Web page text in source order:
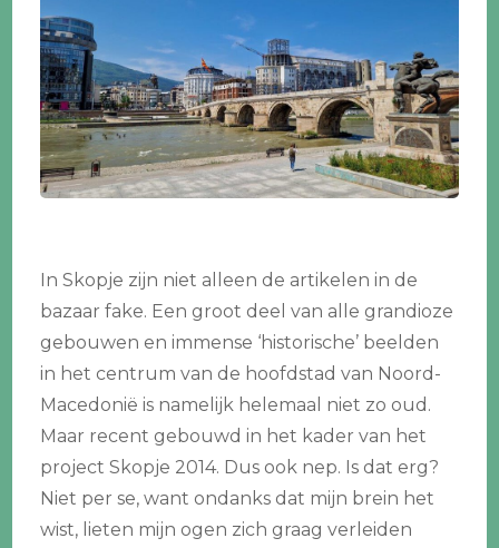
een
citytrip
Skopje,
Noord-
Macedonië
In Skopje zijn niet alleen de artikelen in de
bazaar fake. Een groot deel van alle grandioze
gebouwen en immense ‘historische’ beelden
in het centrum van de hoofdstad van Noord-
Macedonië is namelijk helemaal niet zo oud.
Maar recent gebouwd in het kader van het
project Skopje 2014. Dus ook nep. Is dat erg?
Niet per se, want ondanks dat mijn brein het
wist, lieten mijn ogen zich graag verleiden